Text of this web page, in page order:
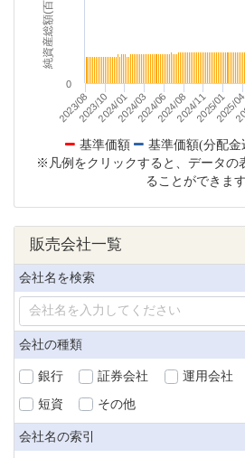
純資産総額(百万円)
2023/082023/102024/012024/032024/062024/082024/112025/012025/
0
基準価額 基準価額(分配金
※凡例をクリックすると、データの
ることができます
販売会社一覧
会社名を検索
会社の種類
銀行 証券会社 運用会社
短資 その他
会社名の索引